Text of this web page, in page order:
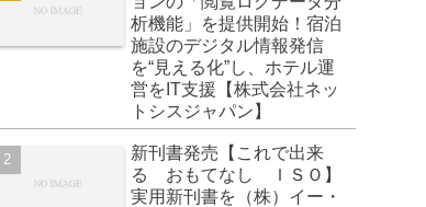
析機能」を提供開始！宿泊
施設のデジタル情報発信
を“見える化”し、ホテル運
営をIT支援【株式会社ネッ
トシスジャパン】
新刊書発売【これで出来
る おもてなし ＩＳＯ】
実用新刊書を（株）イー・